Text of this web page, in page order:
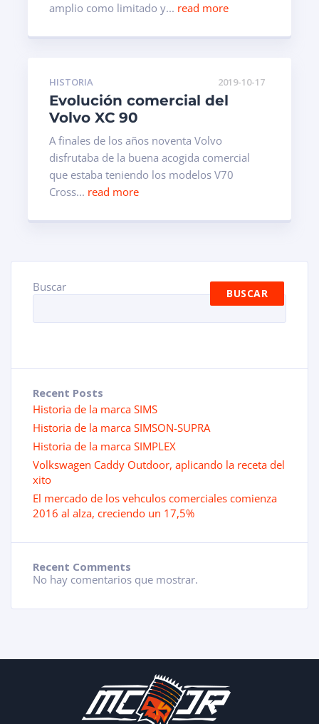
amplio como limitado y... read more
HISTORIA 2019-10-17
Evolución comercial del
Volvo XC 90
A finales de los años noventa Volvo
disfrutaba de la buena acogida comercial
que estaba teniendo los modelos V70
Cross... read more
Buscar BUSCAR
Recent Posts
Historia de la marca SIMS
Historia de la marca SIMSON-SUPRA
Historia de la marca SIMPLEX
Volkswagen Caddy Outdoor, aplicando la receta del
xito
El mercado de los vehculos comerciales comienza
2016 al alza, creciendo un 17,5%
Recent Comments
No hay comentarios que mostrar.